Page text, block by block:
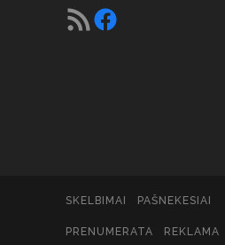
SKELBIMAI PAŠNEKESIAI
PRENUMERATA REKLAMA